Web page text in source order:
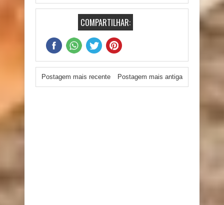
COMPARTILHAR:
Postagem mais recente Postagem mais antiga